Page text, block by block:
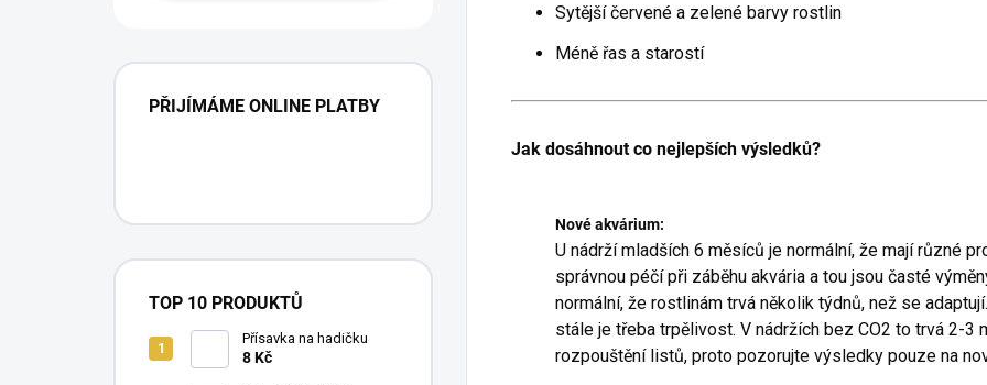
PŘIJÍMÁME ONLINE PLATBY
TOP 10 PRODUKTŮ
Přísavka na hadičku
8 Kč
Sytější červené a zelené barvy rostlin
Méně řas a starostí
Jak dosáhnout co nejlepších výsledků?
Nové akvárium:
U nádrží mladších 6 měsíců je normální, že mají různé
správnou péčí při záběhu akvária a tou jsou časté
normální, že rostlinám trvá několik týdnů, než se
stále je třeba trpělivost. V nádržích bez CO2 to trvá 2-3
rozpouštění listů, proto pozorujte výsledky pouze na